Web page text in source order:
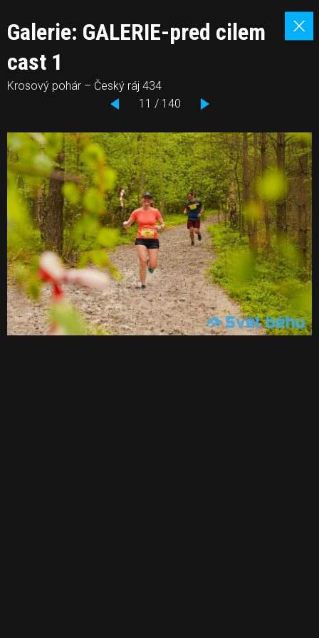
Galerie: GALERIE-pred cilem
cast 1
Krosový pohár – Český ráj 434
11 / 140